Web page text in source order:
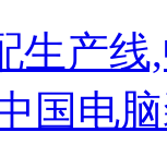
生产
国电